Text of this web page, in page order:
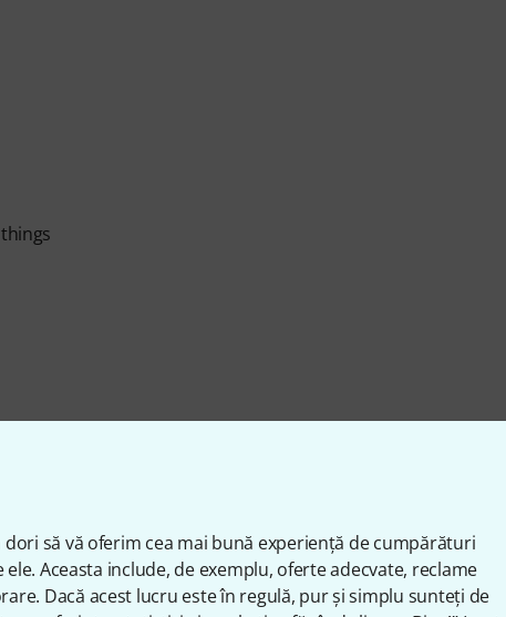
să vă oferim cea mai bună experiență de cumpărături
Aceasta include, de exemplu, oferte adecvate, reclame
Dacă acest lucru este în regulă, pur și simplu sunteți de